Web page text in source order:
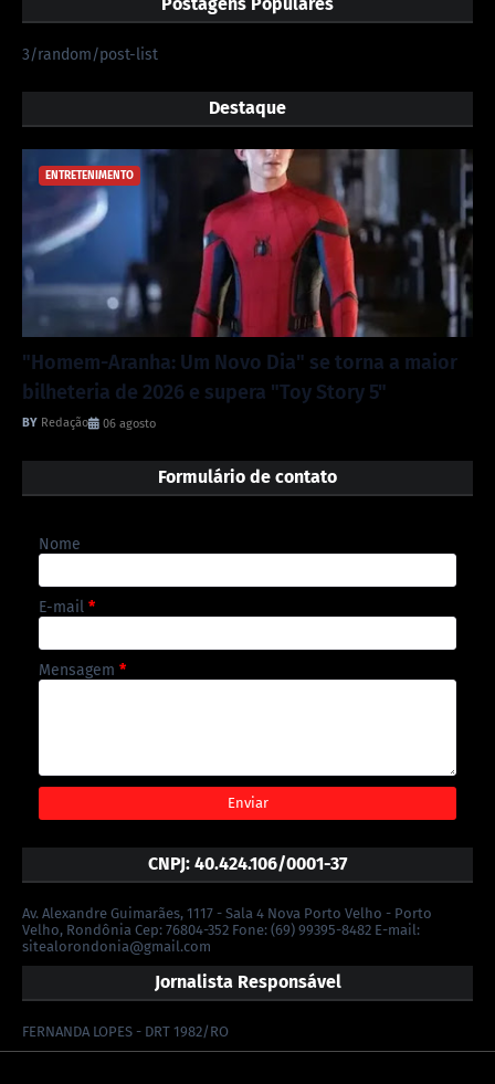
3/random/post-list
Destaque
ENTRETENIMENTO
"Homem-Aranha: Um Novo Dia" se torna a maior
bilheteria de 2026 e supera "Toy Story 5"
Redação 06 agosto
Formulário de contato
Nome
E-mail *
Mensagem *
CNPJ: 40.424.106/0001-37
Av. Alexandre Guimarães, 1117 - Sala 4 Nova Porto Velho - Porto
Velho, Rondônia Cep: 76804-352 Fone: (69) 99395-8482 E-mail:
sitealorondonia@gmail.com
Jornalista Responsável
FERNANDA LOPES - DRT 1982/RO